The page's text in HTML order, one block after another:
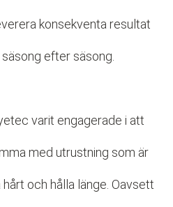
konsekventa resultat
efter säsong.
varit engagerade i att
med utrustning som är
och hålla länge. Oavsett